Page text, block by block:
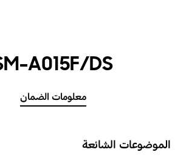
A015F/DS
معلومات الضمان
الموضوعات الشائعة